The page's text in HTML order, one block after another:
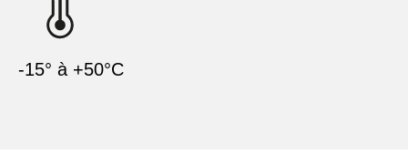
-15° à +50°C